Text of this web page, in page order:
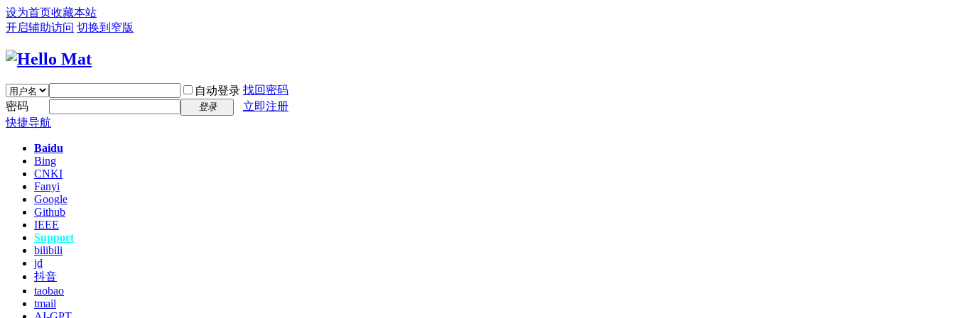
设为首页收藏本站
开启辅助访问 切换到窄版
自动登录 找回密码
密码
登录
立即注册
快捷导航
Baidu
Bing
CNKI
Fanyi
Google
Github
IEEE
Support
bilibili
jd
抖音
taobao
tmail